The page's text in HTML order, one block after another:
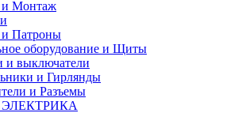
и Монтаж
Патроны
оборудование и Щиты
и выключатели
и Гирлянды
и Разъемы
ЭЛЕКТРИКА